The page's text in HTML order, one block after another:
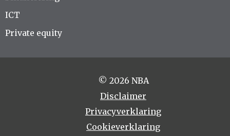
ICT
Private equity
© 2026 NBA
Disclaimer
Privacyverklaring
Cookieverklaring